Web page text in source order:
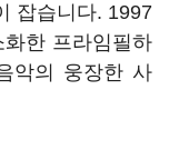
잡습니다. 1997
한 프라임필하
악의 웅장한 사